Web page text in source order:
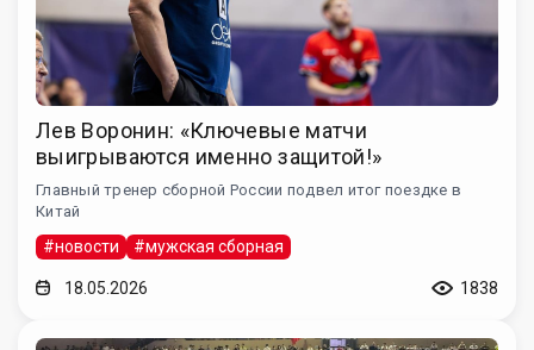
Лев Воронин: «Ключевые матчи
выигрываются именно защитой!»
Главный тренер сборной России подвел итог поездке в
Китай
#новости #мужская сборная
18.05.2026 1838